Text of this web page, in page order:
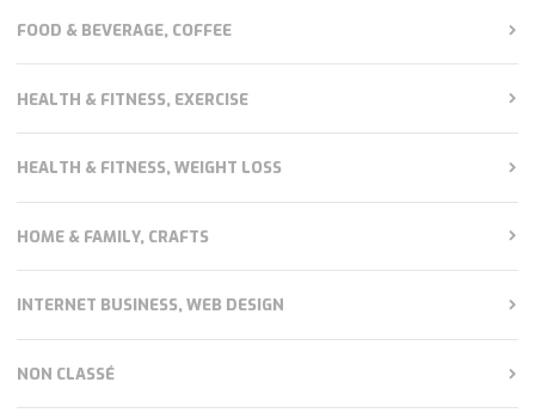
FOOD & BEVERAGE, COFFEE
HEALTH & FITNESS, EXERCISE
HEALTH & FITNESS, WEIGHT LOSS
HOME & FAMILY, CRAFTS
INTERNET BUSINESS, WEB DESIGN
NON CLASSÉ